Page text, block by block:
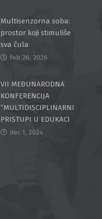
Multisenzorna soba:
prostor koji stimuliše
sva čula
feb 26, 2026
VII MEĐUNARODNA
KONFERENCIJA
“MULTIDISCIPLINARNI
PRISTUPI U EDUKACI
dec 1, 2024